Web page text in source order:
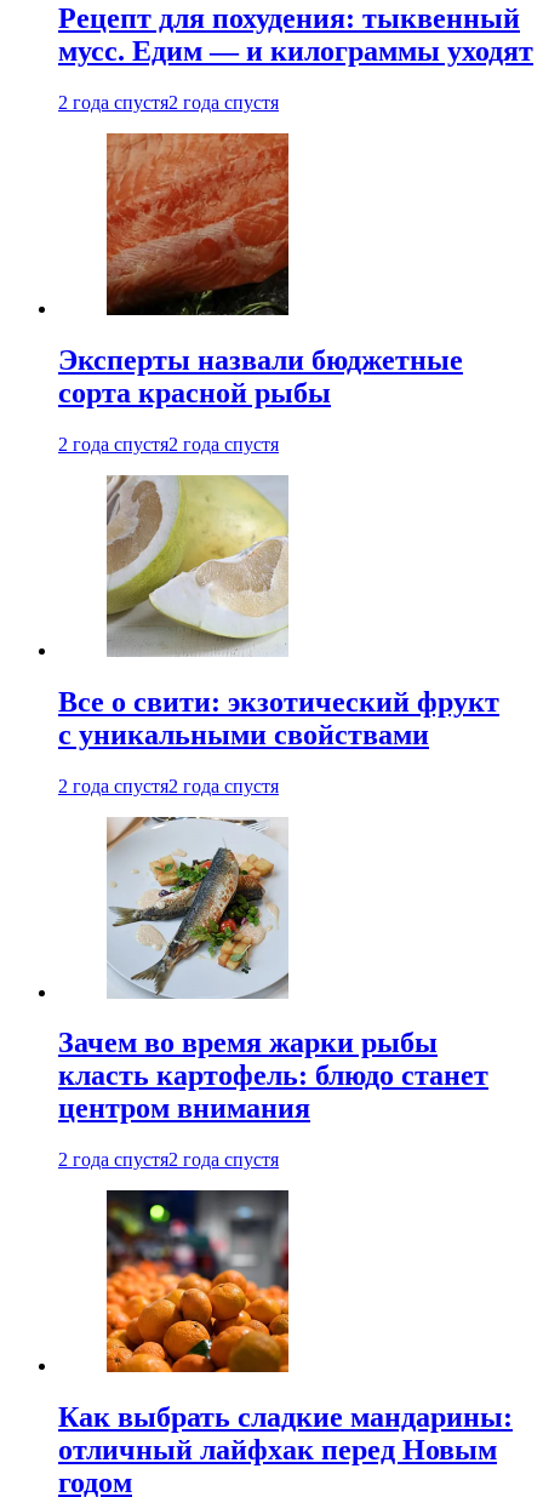
Рецепт для похудения: тыквенный
мусс. Едим — и килограммы уходят
2 года спустя2 года спустя
Эксперты назвали бюджетные
сорта красной рыбы
2 года спустя2 года спустя
Все о свити: экзотический фрукт
с уникальными свойствами
2 года спустя2 года спустя
Зачем во время жарки рыбы
класть картофель: блюдо станет
центром внимания
2 года спустя2 года спустя
Как выбрать сладкие мандарины:
отличный лайфхак перед Новым
годом